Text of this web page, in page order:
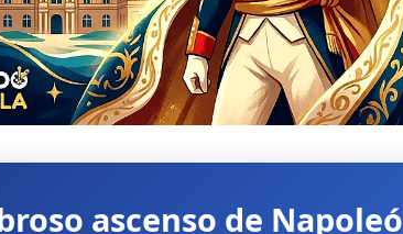
ascenso de